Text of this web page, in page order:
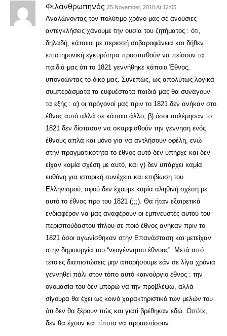
Φιλανθρωπηνός 25 November, 2010 At 12:05
Αναλώνοντας τον πολύτιμο χρόνο μας σε ανούσιες
αντεγκλήσεις χάνουμε την ουσία του ζητήματος : ότι,
δηλαδή, κάποιοι με περισσή σοβαροφάνεια και δήθεν
επιστημονική εγκυρότητα προσπαθούν να πείσουν τα
παιδιά μας ότι το 1821 γεννήθηκε κάποιο Έθνος,
υπονοώντας το δικό μας. Συνεπώς, ως απολύτως λογικά
συμπεράσματα τα ευφυέστατα παιδιά μας θα συνάγουν
τα εξής : α) οι πρόγονοί μας πριν το 1821 δεν ανήκαν στο
έθνος αυτό αλλά σε κάποιο άλλο, β) όσοι πολέμησαν το
1821 δεν δίστασαν να σκαρφισθούν την γέννηση ενός
έθνους απλά και μόνο για να αντλήσουν οφέλη, ενώ
στην πραγματικότητα το έθνος αυτό δεν υπήρχε και δεν
είχαν καμία σχέση με αυτό, και γ) δεν υπάρχει καμία
ευθύνη για ιστορική συνέχεια και επιβίωση του
Ελληνισμού, αφού δεν έχουμε καμία αληθινή σχέση με
αυτό το έθνος προ του 1821 (;;;). Θα ήταν εξαιρετικά
ενδιαφέρον να μας αναφέρουν οι εμπνευστές αυτού του
περισπούδαστου τίτλου σε ποιό έθνος ανήκαν πριν το
1821 όσοι αγωνίσθηκαν στην Επανάσταση και μετείχαν
στην δημιουργία του “νεογέννητου έθνους”. Μετά από
τέτοιες διαπιστώσεις μην απορήσουμε εάν σε λίγα χρόνια
γεννηθεί πάλι στον τόπο αυτό καινούργιο έθνος : την
ονομασία του δεν μπορώ να την προβλέψω, αλλά
σίγουρα θα έχει ως κοινό χαρακτηριστικό των μελών του
ότι δεν θα ξέρουν πώς και γιατί βρέθηκαν εδώ. Οπότε,
δεν θα έχουν και τίποτα να προασπίσουν.